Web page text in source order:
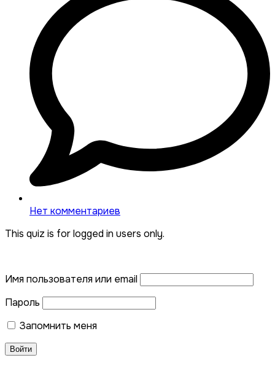
Нет комментариев
This quiz is for logged in users only.
Имя пользователя или email
Пароль
Запомнить меня